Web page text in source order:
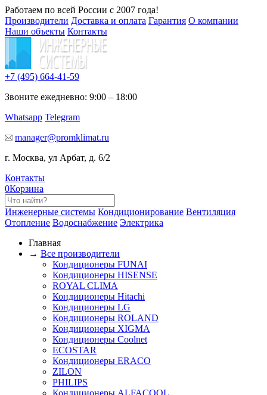
Работаем по всей России с 2007 года!
Производители Доставка и оплата Гарантия О компании
Наши объекты Контакты
+7 (495) 664-41-59
Звоните ежедневно: 9:00 – 18:00
Whatsapp Telegram
manager@promklimat.ru
г. Москва, ул Арбат, д. 6/2
Контакты
0Корзина
Инженерные системы Кондиционирование Вентиляция
Отопление Водоснабжение Электрика
Главная
→ Все производители
Кондиционеры FUNAI
Кондиционеры HISENSE
ROYAL CLIMA
Кондиционеры Hitachi
Кондиционеры LG
Кондиционеры ROLAND
Кондиционеры XIGMA
Кондиционеры Coolnet
ECOSTAR
Кондиционеры ERACO
ZILON
PHILIPS
Кондиционеры ALFACOOL